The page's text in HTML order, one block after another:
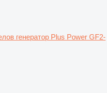
генератор Plus Power GF2-